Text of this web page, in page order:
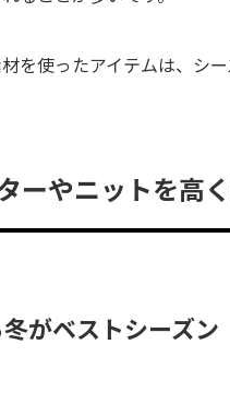
を使ったアイテムは、シ
ーやニットを高
がベストシーズン